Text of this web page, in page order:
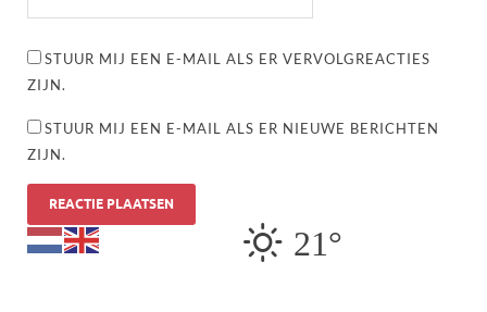
STUUR MIJ EEN E-MAIL ALS ER VERVOLGREACTIES
ZIJN.
STUUR MIJ EEN E-MAIL ALS ER NIEUWE BERICHTEN
ZIJN.
21°